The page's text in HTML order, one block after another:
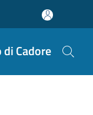
Cadore